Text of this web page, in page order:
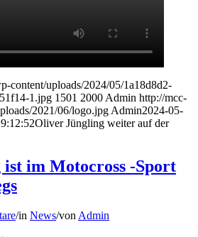
content/uploads/2024/05/1a18d8d2-
1.jpg 1501 2000 Admin http://mcc-
2021/06/logo.jpg Admin2024-05-
Oliver Jüngling weiter auf der
im Motocross -Sport
/in News/von Admin